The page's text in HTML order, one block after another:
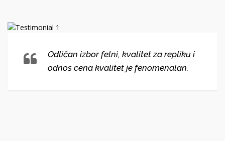
Odličan izbor felni, kvalitet za repliku i
odnos cena kvalitet je fenomenalan.